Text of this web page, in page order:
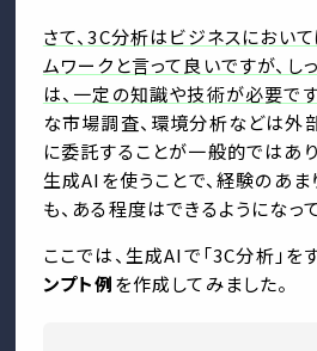
さて、3C分析はビジネスにおい
ムワークと言って良いですが、し
は、一定の知識や技術が必要です
な市場調査、環境分析などは外
に委託することが一般的ではあ
生成AIを使うことで、経験のあ
も、ある程度はできるようになっ
ここでは、生成AIで「3C分析」
ンプト例を作成してみました。